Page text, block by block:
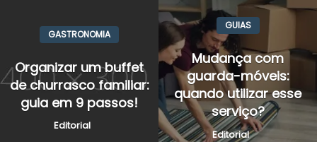
GASTRONOMIA
Organizar um buffet
de churrasco familiar:
guia em 9 passos!
Editorial
GUIAS
Mudança com
guarda-móveis:
quando utilizar esse
serviço?
Editorial